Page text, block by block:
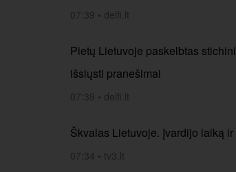
07:39 • delfi.lt
Pietų Lietuvoje paskelbtas
išsiųsti pranešimai
07:39 • delfi.lt
Škvalas Lietuvoje. Įvardijo laiką
07:34 • tv3.lt